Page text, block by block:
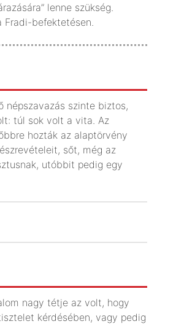
lenne szükség.
befektetésen.
népszavazás szinte biztos,
túl sok volt a vita. Az
hozták az alaptörvény
sőt, még az
utóbbit pedig egy
nagy tétje az volt, hogy
kérdésében, vagy pedig